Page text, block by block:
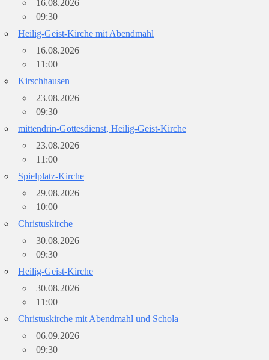
16.08.2026
09:30
Heilig-Geist-Kirche mit Abendmahl
16.08.2026
11:00
Kirschhausen
23.08.2026
09:30
mittendrin-Gottesdienst, Heilig-Geist-Kirche
23.08.2026
11:00
Spielplatz-Kirche
29.08.2026
10:00
Christuskirche
30.08.2026
09:30
Heilig-Geist-Kirche
30.08.2026
11:00
Christuskirche mit Abendmahl und Schola
06.09.2026
09:30